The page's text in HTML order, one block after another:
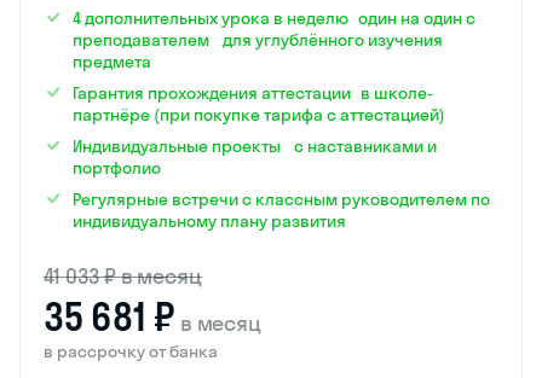
4 дополнительных урока в неделю один на один с
преподавателем для углублённого изучения
предмета
Гарантия прохождения аттестации в школе-
партнёре (при покупке тарифа с аттестацией)
Индивидуальные проекты с наставниками и
портфолио
Регулярные встречи с классным руководителем по
индивидуальному плану развития
41 033 ₽ в месяц
35 681 ₽ в месяц
в рассрочку от банка